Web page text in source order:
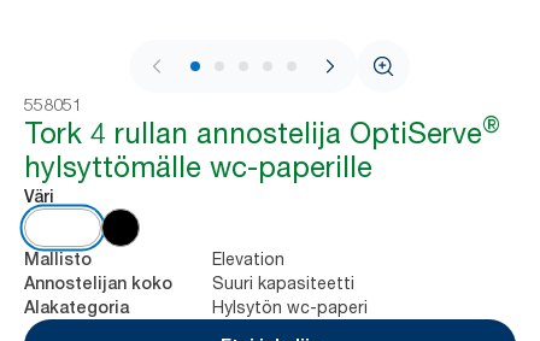
1 / 6
558051
Tork 4 rullan annostelija OptiServe®
hylsyttömälle wc-paperille
Väri
Mallisto Elevation
Annostelijan koko Suuri kapasiteetti
Alakategoria
Hylsytön wc-paperi